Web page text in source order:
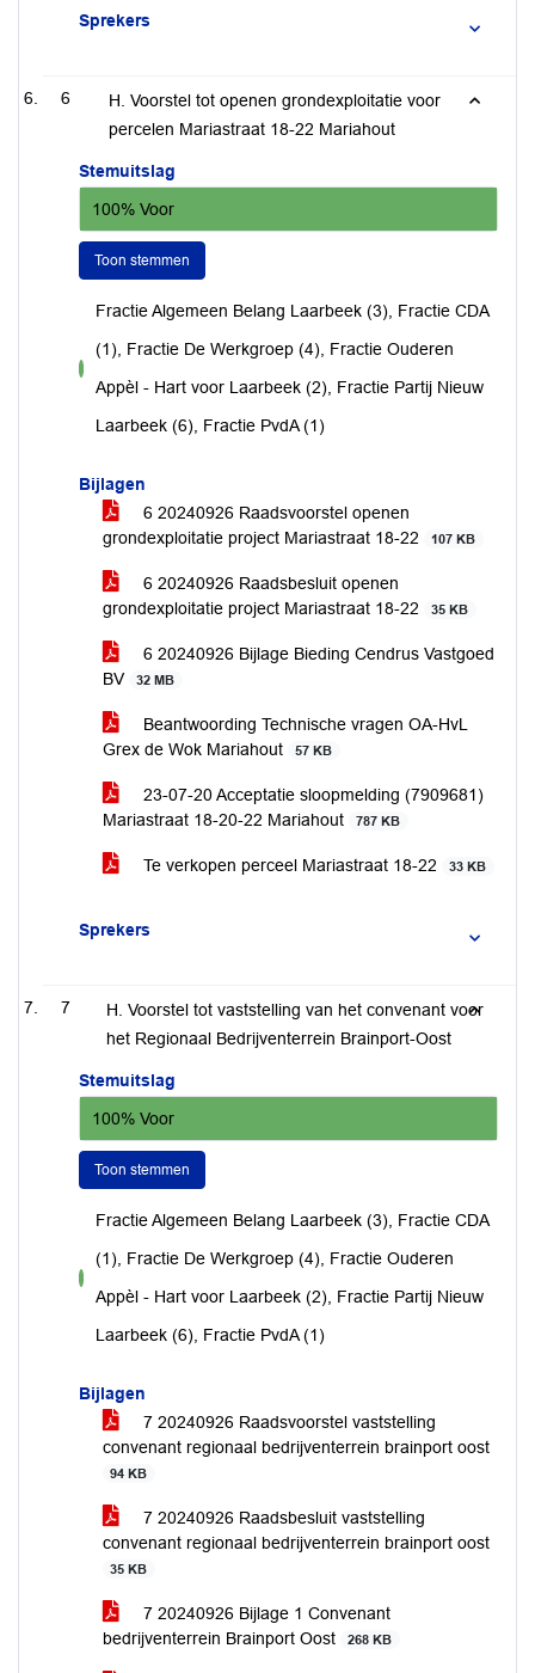
Sprekers
6
H. Voorstel tot openen grondexploitatie voor
percelen Mariastraat 18-22 Mariahout
Stemuitslag
100% Voor
Toon stemmen
voor
Fractie Algemeen Belang Laarbeek (3), Fractie CDA
(1), Fractie De Werkgroep (4), Fractie Ouderen
Appèl - Hart voor Laarbeek (2), Fractie Partij Nieuw
Laarbeek (6), Fractie PvdA (1)
Bijlagen
6 20240926 Raadsvoorstel openen
grondexploitatie project Mariastraat 18-22
107 KB
6 20240926 Raadsbesluit openen
grondexploitatie project Mariastraat 18-22
35 KB
6 20240926 Bijlage Bieding Cendrus Vastgoed
BV
32 MB
Beantwoording Technische vragen OA-HvL
Grex de Wok Mariahout
57 KB
23-07-20 Acceptatie sloopmelding (7909681)
Mariastraat 18-20-22 Mariahout
787 KB
Te verkopen perceel Mariastraat 18-22 33 KB
Sprekers
7
H. Voorstel tot vaststelling van het convenant voor
het Regionaal Bedrijventerrein Brainport-Oost
Stemuitslag
100% Voor
Toon stemmen
voor
Fractie Algemeen Belang Laarbeek (3), Fractie CDA
(1), Fractie De Werkgroep (4), Fractie Ouderen
Appèl - Hart voor Laarbeek (2), Fractie Partij Nieuw
Laarbeek (6), Fractie PvdA (1)
Bijlagen
7 20240926 Raadsvoorstel vaststelling
convenant regionaal bedrijventerrein brainport oost
94 KB
7 20240926 Raadsbesluit vaststelling
convenant regionaal bedrijventerrein brainport oost
35 KB
7 20240926 Bijlage 1 Convenant
bedrijventerrein Brainport Oost
268 KB